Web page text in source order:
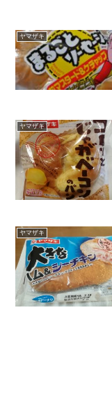
ヤマザキ
ヤマザキ
ヤマザキ